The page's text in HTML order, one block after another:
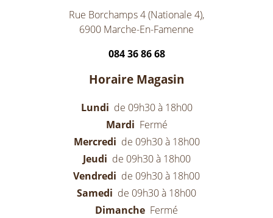
Rue Borchamps 4 (Nationale 4),
6900 Marche-En-Famenne
084 36 86 68
Horaire Magasin
Lundi de 09h30 à 18h00
Mardi Fermé
Mercredi de 09h30 à 18h00
Jeudi de 09h30 à 18h00
Vendredi de 09h30 à 18h00
Samedi de 09h30 à 18h00
Dimanche Fermé